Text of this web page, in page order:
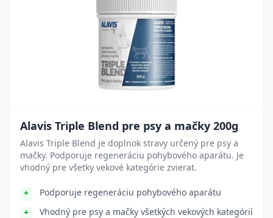
Alavis Triple Blend pre psy a mačky 200g
Alavis Triple Blend je doplnok stravy určený pre psy a
mačky. Podporuje regeneráciu pohybového aparátu. Je
vhodný pre všetky vekové kategórie zvierat.
Podporuje regeneráciu pohybového aparátu
Vhodný pre psy a mačky všetkých vekových kategórií